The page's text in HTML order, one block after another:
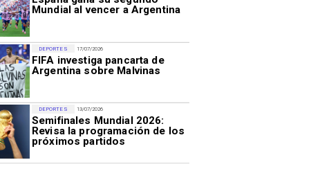
Mundial al vencer a Argentina
17/07/2026
FIFA investiga pancarta de
Argentina sobre Malvinas
DEPORTES
13/07/2026
Semifinales Mundial 2026:
Revisa la programación de los
próximos partidos
DEPORTES